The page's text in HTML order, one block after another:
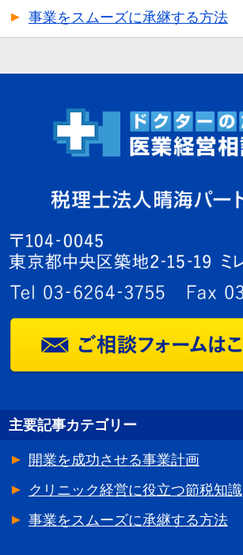
事業をスムーズに承継する方法
主要記事カテゴリー
開業を成功させる事業計画
クリニック経営に役立つ節税知識
事業をスムーズに承継する方法